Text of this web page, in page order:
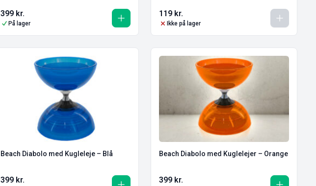
399 kr.
På lager
119 kr.
Ikke på lager
Beach Diabolo med Kugleleje – Blå
399 kr.
Beach Diabolo med Kuglelejer – Orange
399 kr.